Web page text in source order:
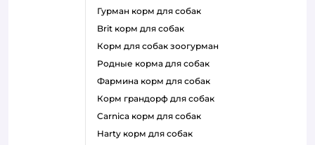
гурман корм для собак
brit корм для собак
корм для собак зоогурман
родные корма для собак
фармина корм для собак
корм грандорф для собак
carnica корм для собак
harty корм для собак